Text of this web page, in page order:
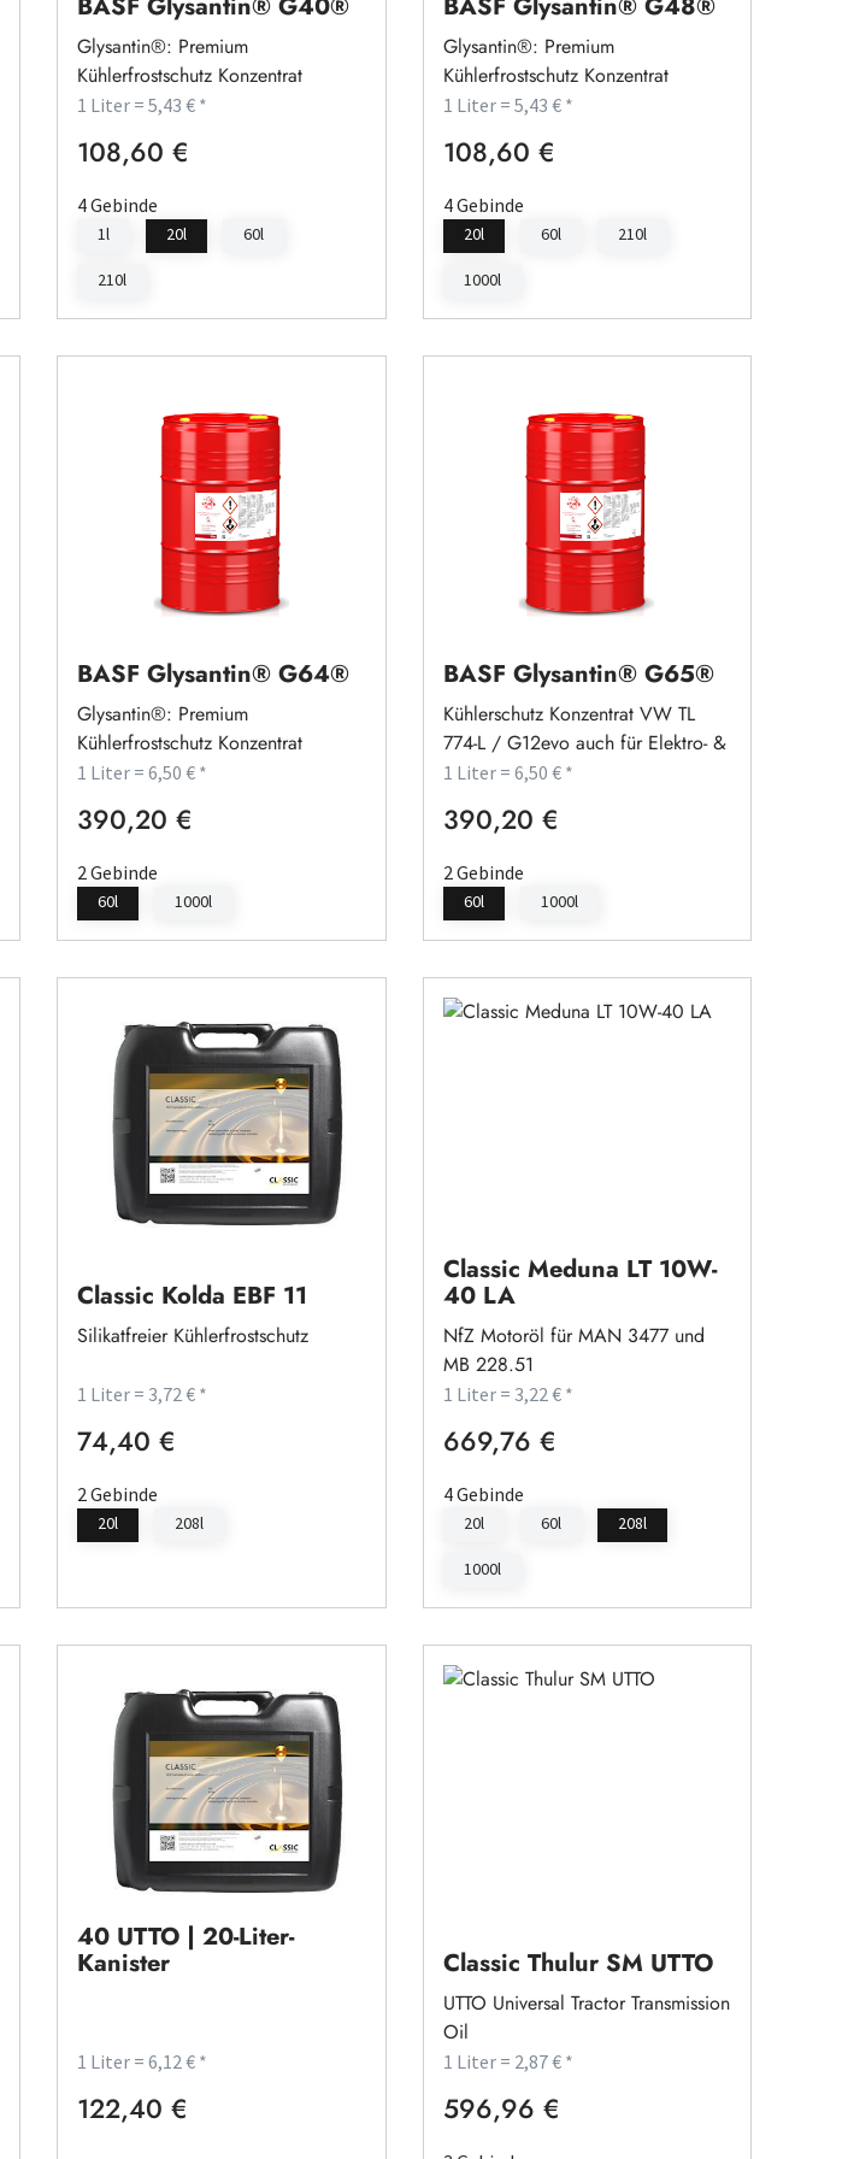
Glysantin®: Premium
Kühlerfrostschutz Konzentrat
1 Liter = 5,43 € *
Regulärer Preis:
108,60 €
4 Gebinde
1l 20l 60l
210l
Glysantin®: Premium
Kühlerfrostschutz Konzentrat
1 Liter = 5,43 € *
Regulärer Preis:
108,60 €
4 Gebinde
20l 60l 210l
1000l
BASF Glysantin® G64®
Glysantin®: Premium
Kühlerfrostschutz Konzentrat
1 Liter = 6,50 € *
Regulärer Preis:
390,20 €
2 Gebinde
60l 1000l
BASF Glysantin® G65®
Kühlerschutz Konzentrat VW TL
774-L / G12evo auch für Elektro- &
Hybridfahrzeuge
1 Liter = 6,50 € *
Regulärer Preis:
390,20 €
2 Gebinde
60l 1000l
Classic Kolda EBF 11
Silikatfreier Kühlerfrostschutz
1 Liter = 3,72 € *
Regulärer Preis:
74,40 €
2 Gebinde
20l 208l
Classic Meduna LT 10W-
40 LA
NfZ Motoröl für MAN 3477 und
MB 228.51
1 Liter = 3,22 € *
Regulärer Preis:
669,76 €
4 Gebinde
20l 60l 208l
1000l
40 UTTO | 20-Liter-
Kanister
1 Liter = 6,12 € *
Regulärer Preis:
122,40 €
Classic Thulur SM UTTO
UTTO Universal Tractor Transmission
Oil
1 Liter = 2,87 € *
Regulärer Preis:
596,96 €